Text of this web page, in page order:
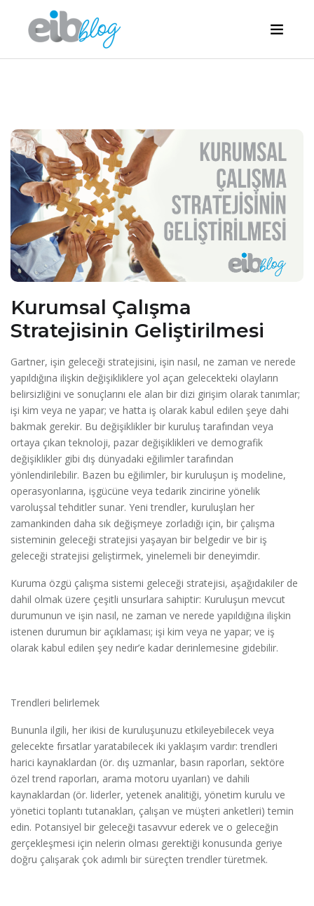
Kurumsal Çalışma
Stratejisinin Geliştirilmesi
Gartner, işin geleceği stratejisini, işin nasıl, ne zaman ve nerede
yapıldığına ilişkin değişikliklere yol açan gelecekteki olayların
belirsizliğini ve sonuçlarını ele alan bir dizi girişim olarak tanımlar;
işi kim veya ne yapar; ve hatta iş olarak kabul edilen şeye dahi
bakmak gerekir. Bu değişiklikler bir kuruluş tarafından veya
ortaya çıkan teknoloji, pazar değişiklikleri ve demografik
değişiklikler gibi dış dünyadaki eğilimler tarafından
yönlendirilebilir. Bazen bu eğilimler, bir kuruluşun iş modeline,
operasyonlarına, işgücüne veya tedarik zincirine yönelik
varoluşsal tehditler sunar. Yeni trendler, kuruluşları her
zamankinden daha sık değişmeye zorladığı için, bir çalışma
sisteminin geleceği stratejisi yaşayan bir belgedir ve bir iş
geleceği stratejisi geliştirmek, yinelemeli bir deneyimdir.
Kuruma özgü çalışma sistemi geleceği stratejisi, aşağıdakiler de
dahil olmak üzere çeşitli unsurlara sahiptir: Kuruluşun mevcut
durumunun ve işin nasıl, ne zaman ve nerede yapıldığına ilişkin
istenen durumun bir açıklaması; işi kim veya ne yapar; ve iş
olarak kabul edilen şey nedir’e kadar derinlemesine gidebilir.
Trendleri belirlemek
Bununla ilgili, her ikisi de kuruluşunuzu etkileyebilecek veya
gelecekte fırsatlar yaratabilecek iki yaklaşım vardır: trendleri
harici kaynaklardan (ör. dış uzmanlar, basın raporları, sektöre
özel trend raporları, arama motoru uyarıları) ve dahili
kaynaklardan (ör. liderler, yetenek analitiği, yönetim kurulu ve
yönetici toplantı tutanakları, çalışan ve müşteri anketleri) temin
edin. Potansiyel bir geleceği tasavvur ederek ve o geleceğin
gerçekleşmesi için nelerin olması gerektiği konusunda geriye
doğru çalışarak çok adımlı bir süreçten trendler türetmek.